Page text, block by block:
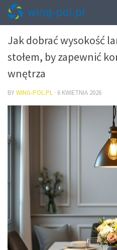
OŚWIETLENIE – PLANOWANIE,
Jak dobrać wysokość
stołem, by zapewnić
wnętrza
BYWING-POL.PL · 6 KWIETNIA 2026